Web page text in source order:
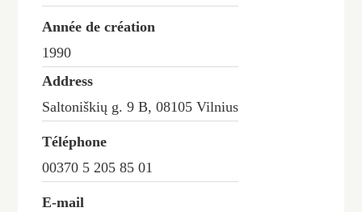
Année de création
1990
Address
Saltoniškių g. 9 B, 08105 Vilnius
Téléphone
00370 5 205 85 01
E-mail